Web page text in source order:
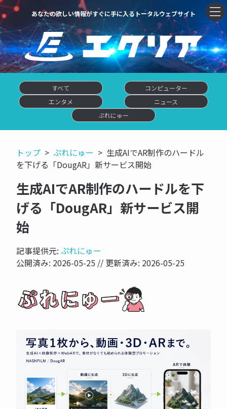
あなたの欲しい情報がすぐに手に入るトータルウェブサイト
すべて
コンピューター
エンタメ
ニュース
ぷれにゅー
トップ ぷれにゅー
生成AIでAR制作のハードル
を下げる「DougAR」新サービス開始
生成AIでAR制作のハードルを下
げる「DougAR」新サービス開
始
記事提供元: ぷれにゅー
公開済み: 2026-05-25 // 更新済み: 2026-05-25